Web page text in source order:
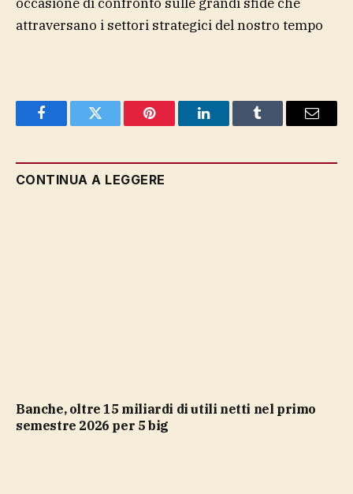
attraversano i settori strategici del nostro tempo
FacebookTwitter Pinterest LinkedInTumblr Email
CONTINUA A LEGGERE
Banche, oltre 15 miliardi di utili netti nel primo
semestre 2026 per 5 big